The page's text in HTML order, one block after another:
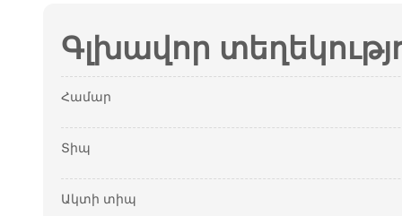
Գլխավոր
Համար
Տիպ
Ակտի տիպ